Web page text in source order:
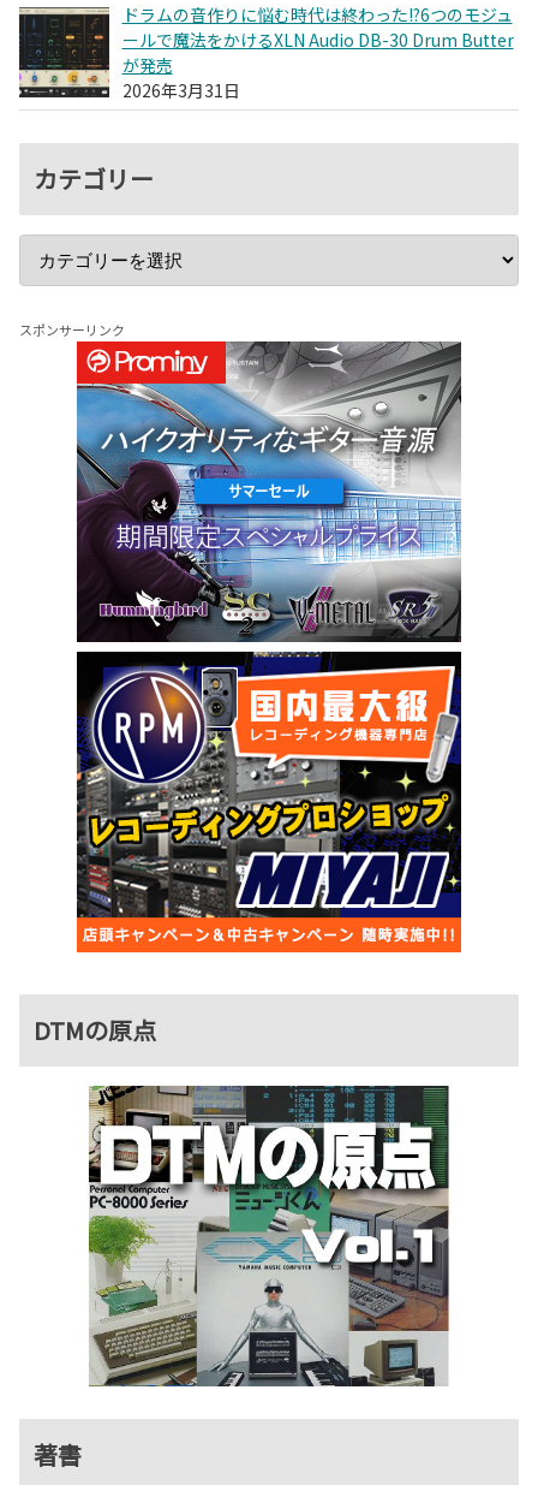
ドラムの音作りに悩む時代は終わった!?6つのモジュ
ールで魔法をかけるXLN Audio DB-30 Drum Butter
が発売
2026年3月31日
カテゴリー
スポンサーリンク
DTMの原点
著書